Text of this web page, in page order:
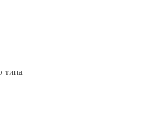
типа